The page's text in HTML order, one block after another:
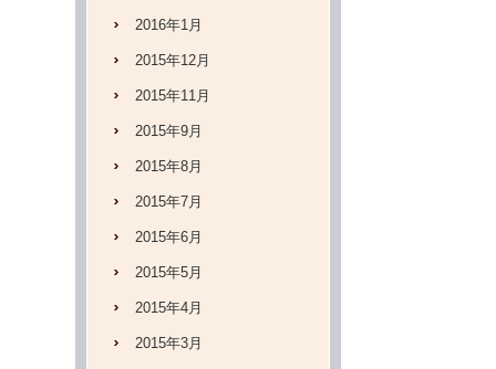
2016年1月
2015年12月
2015年11月
2015年9月
2015年8月
2015年7月
2015年6月
2015年5月
2015年4月
2015年3月